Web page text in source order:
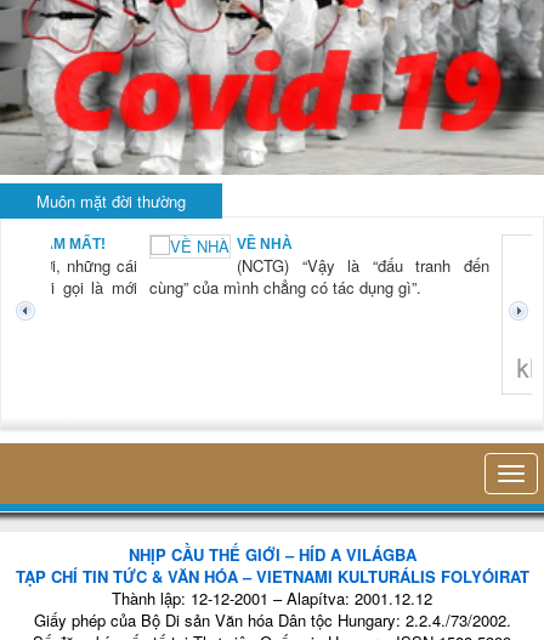
Muôn mặt đời thường
NAM MẤT!
“Xời, những cái
mới gọi là mới
VỀ NHÀ
(NCTG) “Vậy là “đấu tranh đến
cùng” của mình chẳng có tác dụng gì”.
NHỊP CẦU THẾ GIỚI – HÍD A VILÁGBA
TẠP CHÍ TIN TỨC & VĂN HÓA – VIETNAMI KULTURÁLIS FOLYÓIRAT
Thành lập: 12-12-2001 – Alapítva: 2001.12.12
Giấy phép của Bộ Di sản Văn hóa Dân tộc Hungary: 2.2.4./73/2002.